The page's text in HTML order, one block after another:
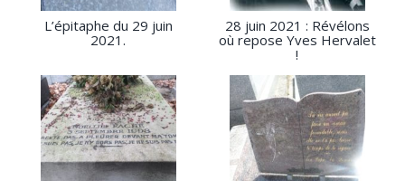
L’épitaphe du 29 juin
2021.
28 juin 2021 : Révélons
où repose Yves Hervalet
!